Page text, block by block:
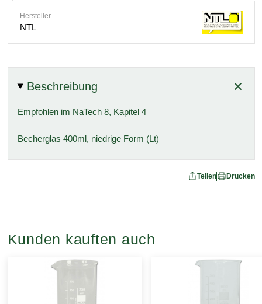
Hersteller
NTL
Beschreibung
Empfohlen im NaTech 8, Kapitel 4
Becherglas 400ml, niedrige Form (Lt)
Teilen Drucken
Kunden kauften auch